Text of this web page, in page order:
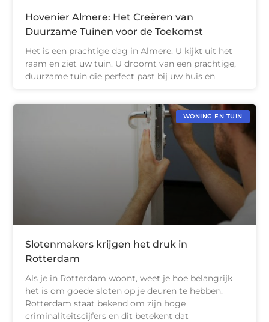
Hovenier Almere: Het Creëren van
Duurzame Tuinen voor de Toekomst
Het is een prachtige dag in Almere. U kijkt uit het
raam en ziet uw tuin. U droomt van een prachtige,
duurzame tuin die perfect past bij uw huis en
WONING EN TUIN
Slotenmakers krijgen het druk in
Rotterdam
Als je in Rotterdam woont, weet je hoe belangrijk
het is om goede sloten op je deuren te hebben.
Rotterdam staat bekend om zijn hoge
criminaliteitscijfers en dit betekent dat